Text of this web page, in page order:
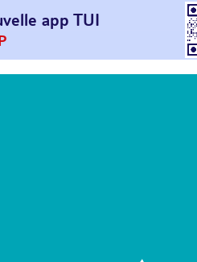
app TUI
sur votreprochain